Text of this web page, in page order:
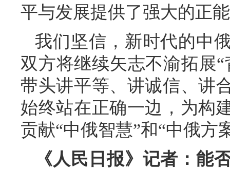
平与发展提供了强大的正
我们坚信，新时代的中
双方将继续矢志不渝拓展
带头讲平等、讲诚信、讲
始终站在正确一边，为构
贡献“中俄智慧”和“中俄方
《人民日报》记者：能